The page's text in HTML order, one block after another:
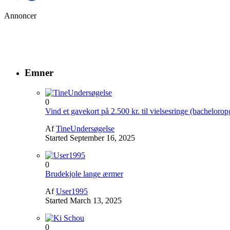
Annoncer
Emner
0
Vind et gavekort på 2.500 kr. til vielsesringe
AfTineUndersøgelse
Started September 16, 2025
0
Brudekjole lange ærmer
AfUser1995
Started March 13, 2025
0